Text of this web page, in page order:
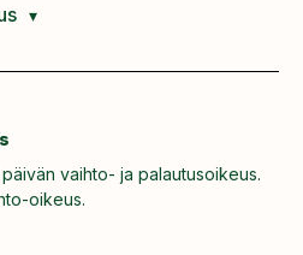
vaihto- ja palautusoikeus.
oikeus.